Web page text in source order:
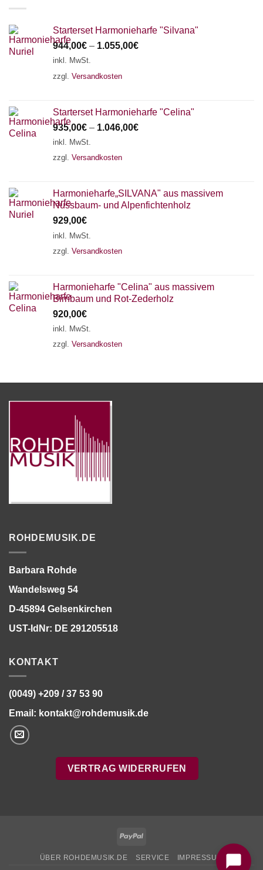
Starterset Harmonieharfe "Silvana"
944,00€ – 1.055,00€
inkl. MwSt.
zzgl. Versandkosten
Starterset Harmonieharfe "Celina"
935,00€ – 1.046,00€
inkl. MwSt.
zzgl. Versandkosten
Harmonieharfe„SILVANA" aus massivem
Nussbaum- und Alpenfichtenholz
929,00€
inkl. MwSt.
zzgl. Versandkosten
Harmonieharfe "Celina" aus massivem
Birnbaum und Rot-Zederholz
920,00€
inkl. MwSt.
zzgl. Versandkosten
ROHDEMUSIK.DE
Barbara Rohde
Wandelsweg 54
D-45894 Gelsenkirchen
UST-IdNr: DE 291205518
KONTAKT
(0049) +209 / 37 53 90
Email: kontakt@rohdemusik.de
VERTRAG WIDERRUFEN
PayPal
ÜBER ROHDEMUSIK.DE SERVICE IMPRESSUM